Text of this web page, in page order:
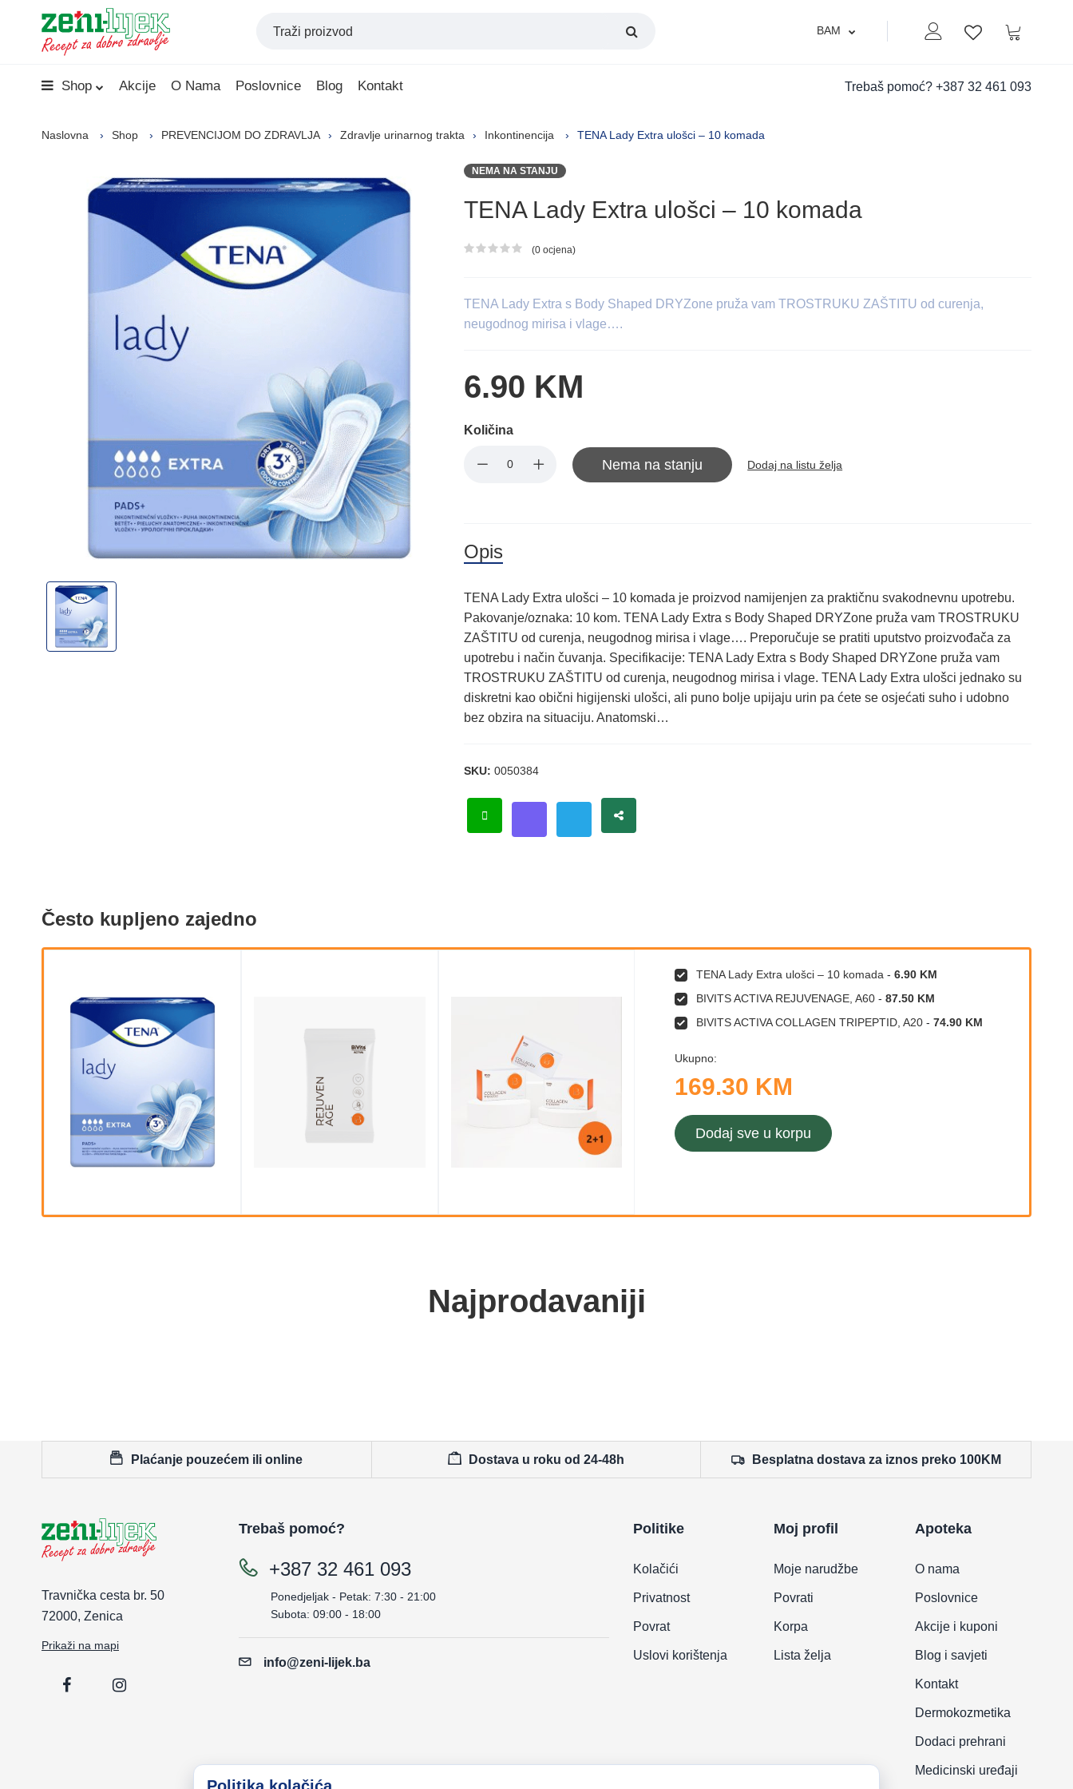
Moj nalogLista zelja
Korpa
BAM
Shop Akcije O Nama Poslovnice Blog Kontakt Trebaš pomoć? +387 32 461 093
Naslovna Shop PREVENCIJOM DO ZDRAVLJA Zdravlje urinarnog trakta Inkontinencija TENA Lady Extra ulošci – 10 komada
NEMA NA STANJU
TENA Lady Extra ulošci – 10 komada
Ocjena proizvoda
(0 ocjena)
TENA Lady Extra s Body Shaped DRYZone pruža vam TROSTRUKU ZAŠTITU od curenja,
neugodnog mirisa i vlage….
6.90 KM
Količina
Nema na stanju Dodaj na listu želja
Opis
TENA Lady Extra ulošci – 10 komada je proizvod namijenjen za praktičnu svakodnevnu upotrebu.
Pakovanje/oznaka: 10 kom. TENA Lady Extra s Body Shaped DRYZone pruža vam TROSTRUKU
ZAŠTITU od curenja, neugodnog mirisa i vlage…. Preporučuje se pratiti uputstvo proizvođača za
upotrebu i način čuvanja. Specifikacije: TENA Lady Extra s Body Shaped DRYZone pruža vam
TROSTRUKU ZAŠTITU od curenja, neugodnog mirisa i vlage. TENA Lady Extra ulošci jednako su
diskretni kao obični higijenski ulošci, ali puno bolje upijaju urin pa ćete se osjećati suho i udobno
bez obzira na situaciju. Anatomski…
SKU:0050384
Često kupljeno zajedno
TENA Lady Extra ulošci – 10 komada -6.90 KM
BIVITS ACTIVA REJUVENAGE, A60 -87.50 KM
BIVITS ACTIVA COLLAGEN TRIPEPTID, A20 -74.90 KM
Ukupno:
169.30 KM
Dodaj sve u korpu
Najprodavaniji
Plaćanje pouzećem ili online Dostava u roku od 24-48h Besplatna dostava za iznos preko 100KM
Travnička cesta br. 50
72000, Zenica
Prikaži na mapi
Trebaš pomoć?
+387 32 461 093
Ponedjeljak - Petak: 7:30 - 21:00
Subota: 09:00 - 18:00
info@zeni-lijek.ba
Politike
Kolačići
Privatnost
Povrat
Uslovi korištenja
Moj profil
Moje narudžbe
Povrati
Korpa
Lista želja
Apoteka
O nama
Poslovnice
Akcije i kuponi
Blog i savjeti
Kontakt
Dermokozmetika
Dodaci prehrani
Medicinski uređaji